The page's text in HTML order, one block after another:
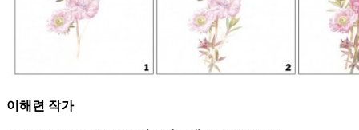
이해련 작가